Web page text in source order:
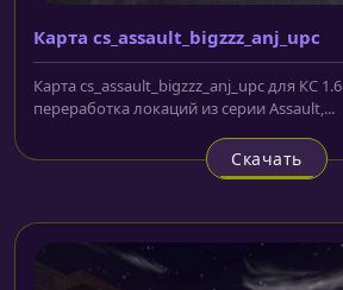
Карта cs_assault_bigzzz_anj_upc
Карта cs_assault_bigzzz_anj_upc для КС
переработка локаций из серии Assault,...
Скачать